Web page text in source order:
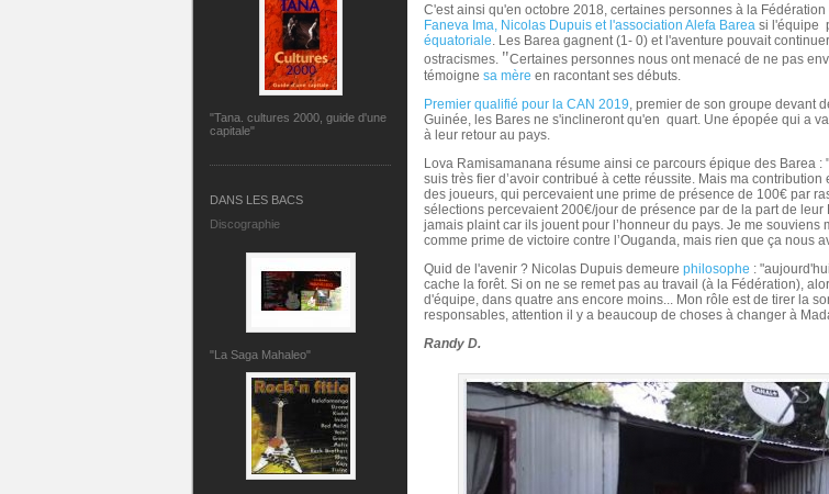
"Tana. cultures 2000, guide d'une
capitale"
DANS LES BACS
Discographie
"La Saga Mahaleo"
C'est ainsi qu'en octobre 2018, certaines personnes à la Fédération
Faneva Ima, Nicolas Dupuis et l'association Alefa Barea si l'équipe
équatoriale . Les Barea gagnent (1- 0) et l'aventure pouvait
ostracismes. "Certaines personnes nous ont menacé de ne pas
témoigne sa mère en racontant ses débuts.
Premier qualifié pour la CAN 2019 , premier de son groupe devant
Guinée, les Bares ne s'inclineront qu'en quart. Une épopée qui a
à leur retour au pays.
Lova Ramisamanana résume ainsi ce parcours épique des Barea :
suis très fier d’avoir contribué à cette réussite. Mais ma
des joueurs, qui percevaient une prime de présence de 100€ par
sélections percevaient 200€/jour de présence par de la part de
jamais plaint car ils jouent pour l’honneur du pays. Je me souviens
comme prime de victoire contre l’Ouganda, mais rien que ça nous
Quid de l'avenir ? Nicolas Dupuis demeure philosophe :
cache la forêt. Si on ne se remet pas au travail (à la Fédération),
d'équipe, dans quatre ans encore moins... Mon rôle est de tirer la
responsables, attention il y a beaucoup de choses à changer à
Randy D.